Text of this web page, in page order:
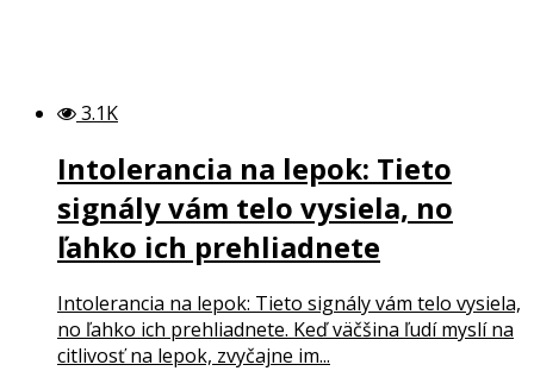
3.1K
Intolerancia na lepok: Tieto
signály vám telo vysiela, no
ľahko ich prehliadnete
Intolerancia na lepok: Tieto signály vám telo vysiela,
no ľahko ich prehliadnete. Keď väčšina ľudí myslí na
citlivosť na lepok, zvyčajne im...